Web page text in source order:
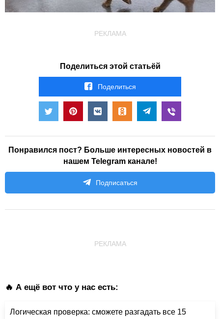
РЕКЛАМА
Поделиться этой статьёй
Поделиться
Понравился пост? Больше интересных новостей в
нашем Telegram канале!
Подписаться
РЕКЛАМА
🔥 А ещё вот что у нас есть:
Логическая проверка: сможете разгадать все 15